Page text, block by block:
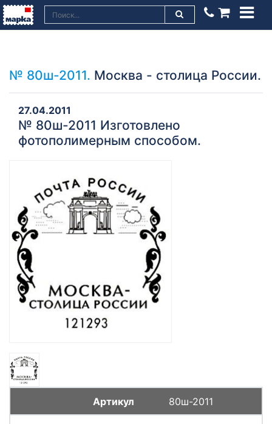
№ 80ш-2011. Москва - столица России.
27.04.2011
№ 80ш-2011 Изготовлено
фотополимерным способом.
80ш-2011